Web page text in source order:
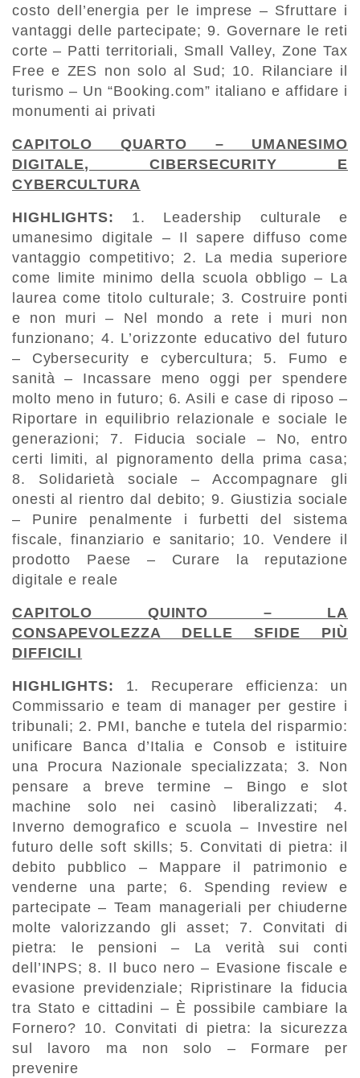
costo dell’energia per le imprese – Sfruttare i
vantaggi delle partecipate; 9. Governare le reti
corte – Patti territoriali, Small Valley, Zone Tax
Free e ZES non solo al Sud; 10. Rilanciare il
turismo – Un “Booking.com” italiano e affidare i
monumenti ai privati
CAPITOLO QUARTO – UMANESIMO
DIGITALE, CIBERSECURITY E
CYBERCULTURA
HIGHLIGHTS: 1. Leadership culturale e
umanesimo digitale – Il sapere diffuso come
vantaggio competitivo; 2. La media superiore
come limite minimo della scuola obbligo – La
laurea come titolo culturale; 3. Costruire ponti
e non muri – Nel mondo a rete i muri non
funzionano; 4. L’orizzonte educativo del futuro
– Cybersecurity e cybercultura; 5. Fumo e
sanità – Incassare meno oggi per spendere
molto meno in futuro; 6. Asili e case di riposo –
Riportare in equilibrio relazionale e sociale le
generazioni; 7. Fiducia sociale – No, entro
certi limiti, al pignoramento della prima casa;
8. Solidarietà sociale – Accompagnare gli
onesti al rientro dal debito; 9. Giustizia sociale
– Punire penalmente i furbetti del sistema
fiscale, finanziario e sanitario; 10. Vendere il
prodotto Paese – Curare la reputazione
digitale e reale
CAPITOLO QUINTO – LA
CONSAPEVOLEZZA DELLE SFIDE PIÙ
DIFFICILI
HIGHLIGHTS: 1. Recuperare efficienza: un
Commissario e team di manager per gestire i
tribunali; 2. PMI, banche e tutela del risparmio:
unificare Banca d’Italia e Consob e istituire
una Procura Nazionale specializzata; 3. Non
pensare a breve termine – Bingo e slot
machine solo nei casinò liberalizzati; 4.
Inverno demografico e scuola – Investire nel
futuro delle soft skills; 5. Convitati di pietra: il
debito pubblico – Mappare il patrimonio e
venderne una parte; 6. Spending review e
partecipate – Team manageriali per chiuderne
molte valorizzando gli asset; 7. Convitati di
pietra: le pensioni – La verità sui conti
dell’INPS; 8. Il buco nero – Evasione fiscale e
evasione previdenziale; Ripristinare la fiducia
tra Stato e cittadini – È possibile cambiare la
Fornero? 10. Convitati di pietra: la sicurezza
sul lavoro ma non solo – Formare per
prevenire